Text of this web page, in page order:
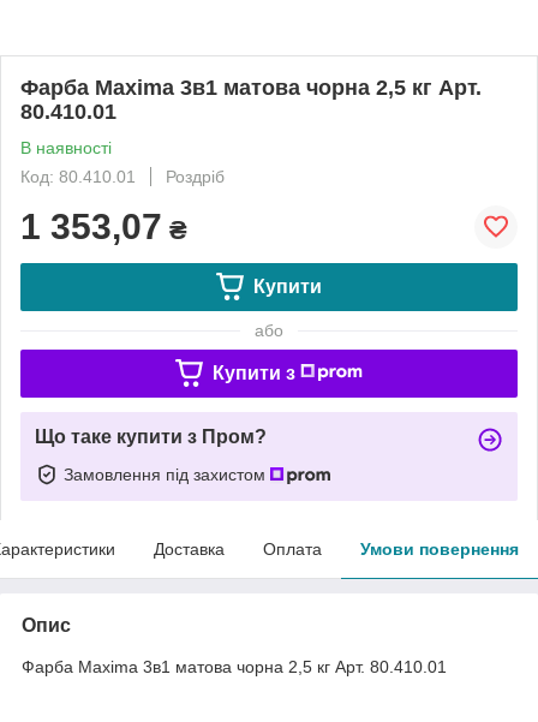
Фарба Maxima 3в1 матова чорна 2,5 кг Арт.
80.410.01
В наявності
Код: 80.410.01
Роздріб
1 353,07 ₴
Купити
або
Купити з
Що таке купити з Пром?
Замовлення під захистом
Доставка Оплата Умови повернення
Опис
Фарба Maxima 3в1 матова чорна 2,5 кг Арт. 80.410.01